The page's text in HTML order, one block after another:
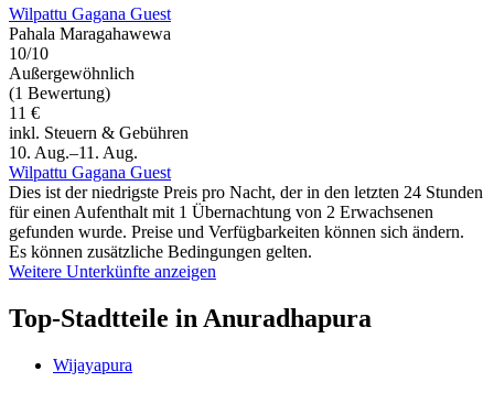
Wilpattu Gagana Guest
Pahala Maragahawewa
10/10
Außergewöhnlich
(1 Bewertung)
11 €
inkl. Steuern & Gebühren
10. Aug.–11. Aug.
Wilpattu Gagana Guest
Dies ist der niedrigste Preis pro Nacht, der in den letzten 24 Stunden
für einen Aufenthalt mit 1 Übernachtung von 2 Erwachsenen
gefunden wurde. Preise und Verfügbarkeiten können sich ändern.
Es können zusätzliche Bedingungen gelten.
Weitere Unterkünfte anzeigen
Top-Stadtteile in Anuradhapura
Wijayapura